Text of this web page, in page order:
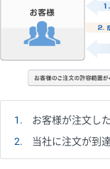
1
お客様が注文し
2
当社に注文が到